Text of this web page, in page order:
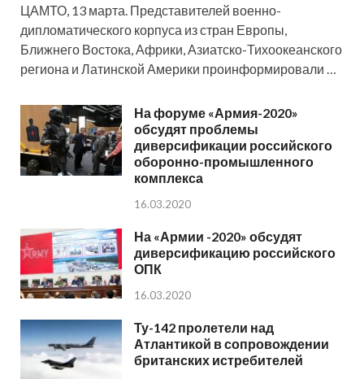
ЦАМТО, 13 марта. Представителей военно-
дипломатического корпуса из стран Европы,
Ближнего Востока, Африки, Азиатско-Тихоокеанского
региона и Латинской Америки проинформировали …
На форуме «Армия-2020»
обсудят проблемы
диверсификации российского
оборонно-промышленного
комплекса
16.03.2020
На «Армии -2020» обсудят
диверсификацию российского
ОПК
16.03.2020
Ту-142 пролетели над
Атлантикой в сопровождении
британских истребителей